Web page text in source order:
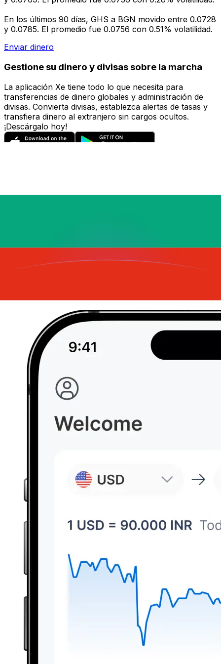
En los últimos 90 días, GHS a BGN movido entre 0.0728
y 0.0785. El promedio fue 0.0756 con 0.51% volatilidad.
Enviar dinero
Gestione su dinero y divisas sobre la marcha
La aplicación Xe tiene todo lo que necesita para
transferencias de dinero globales y administración de
divisas. Convierta divisas, establezca alertas de tasas y
transfiera dinero al extranjero sin cargos ocultos.
¡Descárgalo hoy!